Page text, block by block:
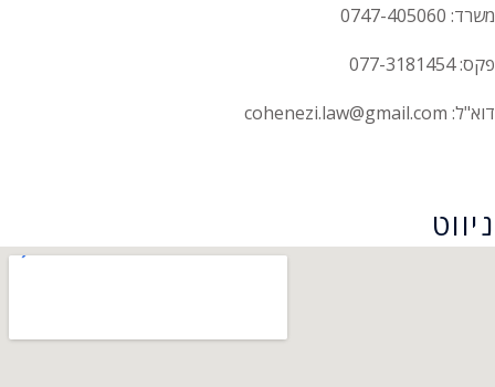
משרד: 0747-405060
פקס: 077-3181454
דוא"ל: cohenezi.law@gmail.com
ניווט